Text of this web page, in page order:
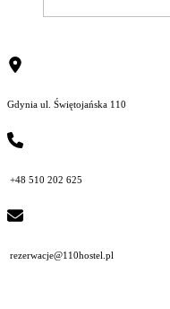
Gdynia ul. Świętojańska 110
+48 510 202 625
rezerwacje@110hostel.pl